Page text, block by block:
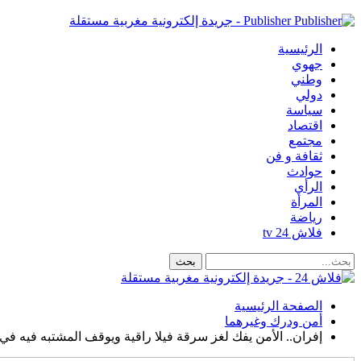
Publisher - جريدة إلكترونية مغربية مستقلة
الرئيسية
جهوي
وطني
دولي
سياسة
اقتصاد
مجتمع
ثقافة و فن
حوادث
الرأي
المرأة
رياضة
فلاش 24 tv
الصفحة الرئيسية
أمن ودرك وغيرهما
إفران.. الأمن يفك لغز سرقة فيلا راقية ويوقف المشتبه فيه